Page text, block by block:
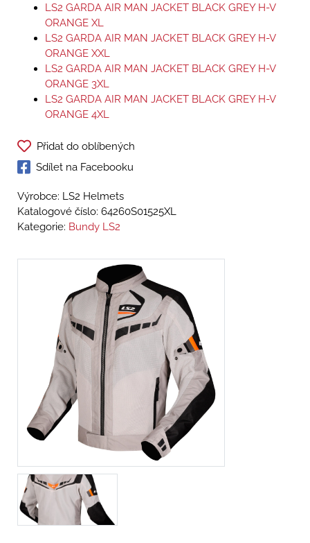
LS2 GARDA AIR MAN JACKET BLACK GREY H-V
ORANGE XL
LS2 GARDA AIR MAN JACKET BLACK GREY H-V
ORANGE XXL
LS2 GARDA AIR MAN JACKET BLACK GREY H-V
ORANGE 3XL
LS2 GARDA AIR MAN JACKET BLACK GREY H-V
ORANGE 4XL
Přidat do oblíbených
Sdílet na Facebooku
Výrobce: LS2 Helmets
Katalogové číslo: 64260S01525XL
Kategorie: Bundy LS2